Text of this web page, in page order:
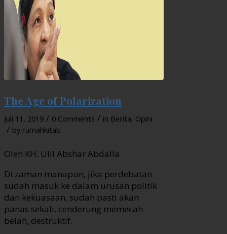
The Age of Polarization
Juli 11, 2019 / 0 Comments / in Berita, Opini
/ by rumahkitab
Oleh KH. Ulil Abshar Abdalla
Di zaman manapun, jika perdebatan
sudah masuk ke dalam urusan politik
dan kekuasaan, sudah pasti akan
panas sekali, cenderung memecah
belah, destruktif.